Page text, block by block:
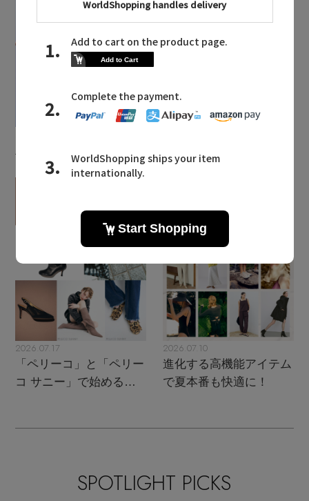
ーエフシーエル」のPOP
リラクス」のニューモダ
2026.07.17
「ペリーコ」と「ペリー
コ サニー」で始める秋
2026.07.10
進化する高機能アイテム
で夏本番も快適に！
SPOTLIGHT PICKS